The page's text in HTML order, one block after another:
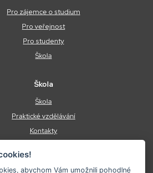
Pro zájemce o studium
Pro veřejnost
Pro studenty
Škola
Škola
Škola
Praktické vzdělávání
Kontakty
Energetický management
abychom Vám umožnili pohodlné